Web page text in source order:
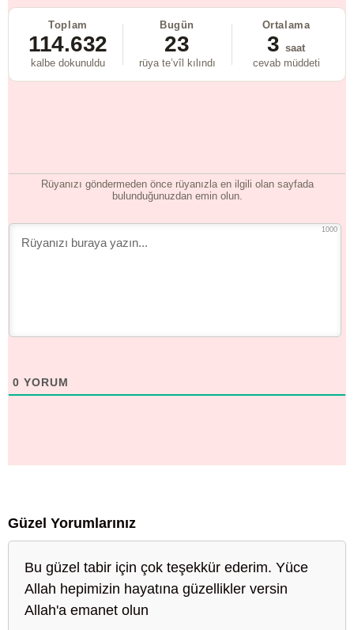
Toplam
114.632
kalbe dokunuldu
Bugün
23
rüya te’vîl kılındı
Ortalama
3 saat
cevab müddeti
Rüyanızı göndermeden önce rüyanızla en ilgili olan sayfada
bulunduğunuzdan emin olun.
1000
0 YORUM
Güzel Yorumlarınız
Bu güzel tabir için çok teşekkür ederim. Yüce
Allah hepimizin hayatına güzellikler versin
Allah'a emanet olun